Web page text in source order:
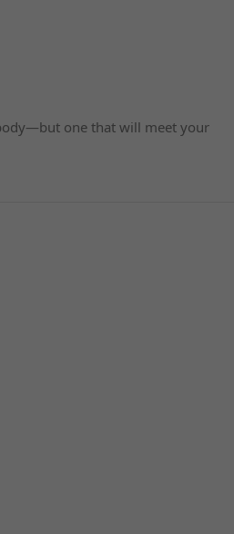
one that will meet your